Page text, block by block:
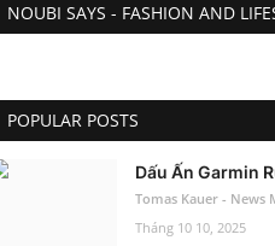
NOUBI SAYS - FASHION AND
POPULAR POSTS
Dấu Ấn Garmin
Tomas Kauer - News
Tháng 10 10, 2025